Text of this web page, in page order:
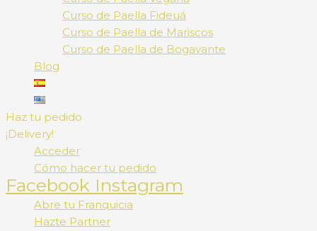
Curso de Paella Fideuá
Curso de Paella de Mariscos
Curso de Paella de Bogavante
Blog
Haz tu pedido
¡Delivery!
Acceder
Cómo hacer tu pedido
Facebook Instagram
Abre tu Franquicia
Hazte Partner